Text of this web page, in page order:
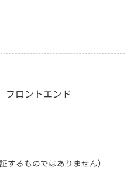
フロントエンド
するものではありません）